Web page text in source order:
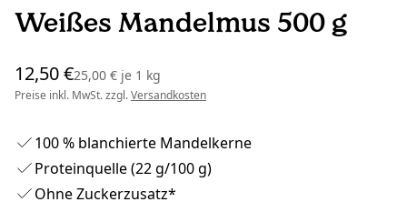
Weißes Mandelmus 500 g
12,50 €25,00 € je 1 kg
Preise inkl. MwSt. zzgl.Versandkosten
100 % blanchierte Mandelkerne
Proteinquelle (22 g/100 g)
Ohne Zuckerzusatz*